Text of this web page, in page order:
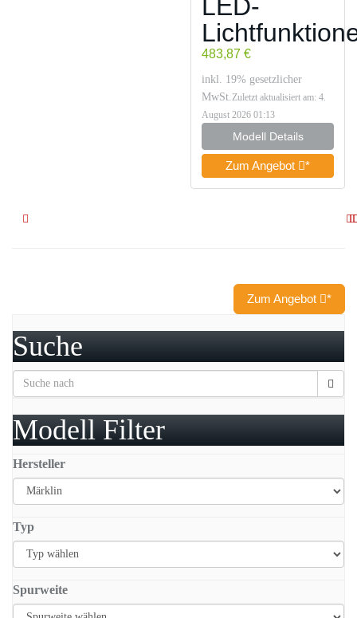
LED-
483,87 €
inkl. 19% gesetzlicher
MwSt.Zuletzt aktualisiert am: 4.
August 2026 01:13
Modell Details
Zum Angebot *
Zum Angebot *
Suche
Modell Filter
Hersteller
Typ
Spurweite